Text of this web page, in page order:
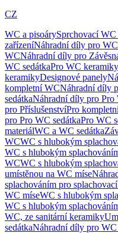
CZ
WC a pisoárySprchovací
zařízeníNáhradní díly pro
WCNáhradní díly pro
WC sedátkaPro WC keramiky
keramikyDesignové panely
kompletní WCNáhradní díly
sedátkaNáhradní díly pro Pro
pro PříslušenstvíPro
pro Pro WC sedátkaPro WC
materiálWC a WC sedátka
WCWC s hlubokým
WC s hlubokým
WCWC s hlubokým
umístěnou na WC míse
splachováním pro
WC míseWC s hlubokým
WC s hlubokým
WC, ze sanitární keramiky
sedátkaNáhradní díly pro WC